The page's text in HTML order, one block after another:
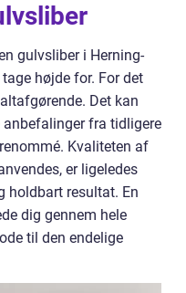
gulvsliber i Herning-
højde for. For det
Det kan
fra tidligere
Kvaliteten af
er ligeledes
holdbart resultat. En
dig gennem hele
til den endelige